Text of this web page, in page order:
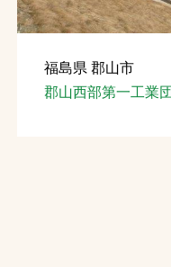
福島県 郡山市
郡山西部第一工業